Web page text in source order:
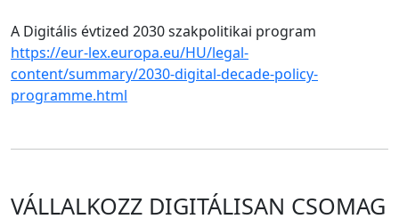
A Digitális évtized 2030 szakpolitikai program
https://eur-lex.europa.eu/HU/legal-
content/summary/2030-digital-decade-policy-
programme.html
VÁLLALKOZZ DIGITÁLISAN CSOMAG